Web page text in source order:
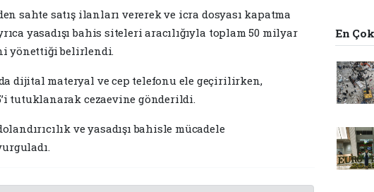
sahte satış ilanları vererek ve icra dosyası kapatma
yasadışı bahis siteleri aracılığıyla toplam 50 milyar
yönettiği belirlendi.
dijital materyal ve cep telefonu ele geçirilirken,
tutuklanarak cezaevine gönderildi.
ve yasadışı bahisle mücadele
En